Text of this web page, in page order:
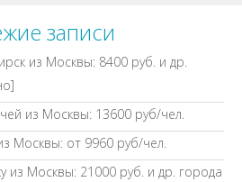
записи
из Москвы: 8400 руб. и др.
из Москвы: 13600 руб/чел.
Москвы: от 9960 руб/чел.
из Москвы: 21000 руб. и др. города